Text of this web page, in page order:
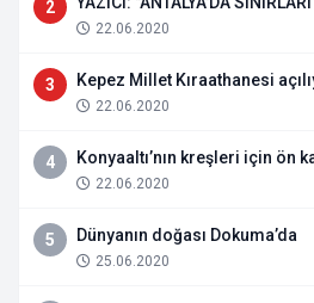
2
22.06.2020
3 Kepez Millet Kıraathanesi
22.06.2020
4 Konyaaltı’nın kreşleri için ön
22.06.2020
5 Dünyanın doğası Dokuma’da
25.06.2020